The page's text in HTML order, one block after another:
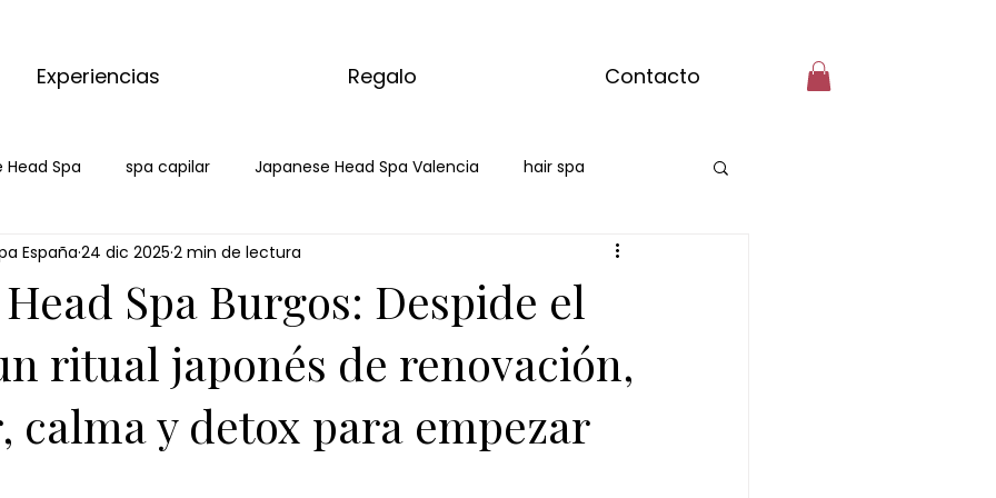
Experiencias Regalo Contacto
Head Spa spa capilar Japanese Head Spa Valencia hair spa
spa burgos japanese head spa burgos
masaje de matcha matcha massage masaje con matcha
de matcha masaje de jengibre ritual de jengibre
Spa Burgos: Despide el
ritual japonés de renovación,
calma y detox para empezar
España 24 dic 2025 2 min de lectura